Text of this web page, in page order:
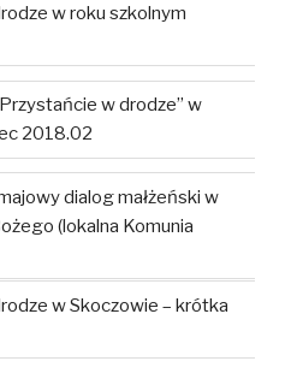
w roku szkolnym
w drodze” w
2018.02
dialog małżeński w
(lokalna Komunia
w Skoczowie – krótka